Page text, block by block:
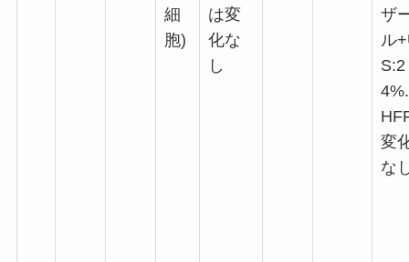
細
胞)
は変
化な
し
ザ
ル
S:2
4%.
変
な